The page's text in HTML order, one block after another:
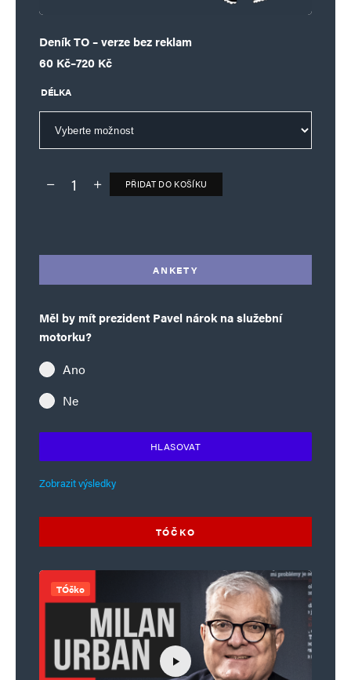
Deník TO – verze bez reklam
60 Kč–720 Kč
Rozpětí cen: 60 Kč až 720 Kč
DÉLKA
Deník TO – verze bez reklam množství
PŘIDAT DO KOŠÍKU
ANKETY
Měl by mít prezident Pavel nárok na služební
motorku?
Ano
Ne
HLASOVAT
Zobrazit výsledky
TÓČKO
TÓčko